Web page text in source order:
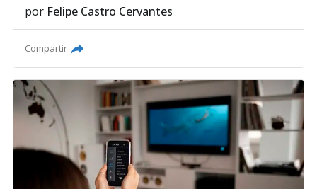
por Felipe Castro Cervantes
Compartir